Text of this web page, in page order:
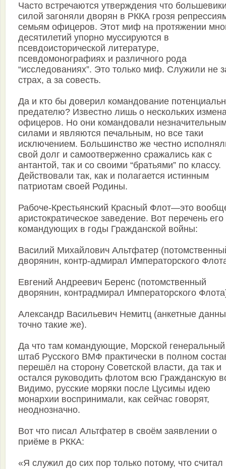
Часто встречаются утверждения что
силой загоняли дворян в РККА грозя
семьям офицеров. Этот миф на протяжении
десятилетий упорно муссируются в
псевдоисторической литературе,
псевдомонографиях и различного рода
“исследованиях”. Это только миф. Служили не
страх, а за совесть.
Да и кто бы доверил командование
предателю? Известно лишь о нескольких
офицеров. Но они командовали
силами и являются печальным, но все таки
исключением. Большинство же честно
свой долг и самоотверженно сражались как с
антантой, так и со своими “братьями” по классу.
Действовали так, как и полагается истинным
патриотам своей Родины.
Рабоче-Крестьянский Красный Флот—это
аристократическое заведение. Вот перечень его
командующих в годы Гражданской войны:
Василий Михайлович Альтфатер
дворянин, контр-адмирал Императорского
Евгений Андреевич Беренс (потомственный
дворянин, контрадмирал Императорского
Александр Васильевич Немитц (анкетные
точно такие же).
Да что там командующие, Морской генеральный
штаб Русского ВМФ практически в полном
перешёл на сторону Советской власти, да так и
остался руководить флотом всю Гражданскую
Видимо, русские моряки после Цусимы идею
монархии воспринимали, как сейчас говорят,
неоднозначно.
Вот что писал Альтфатер в своём заявлении о
приёме в РККА:
«Я служил до сих пор только потому, что считал